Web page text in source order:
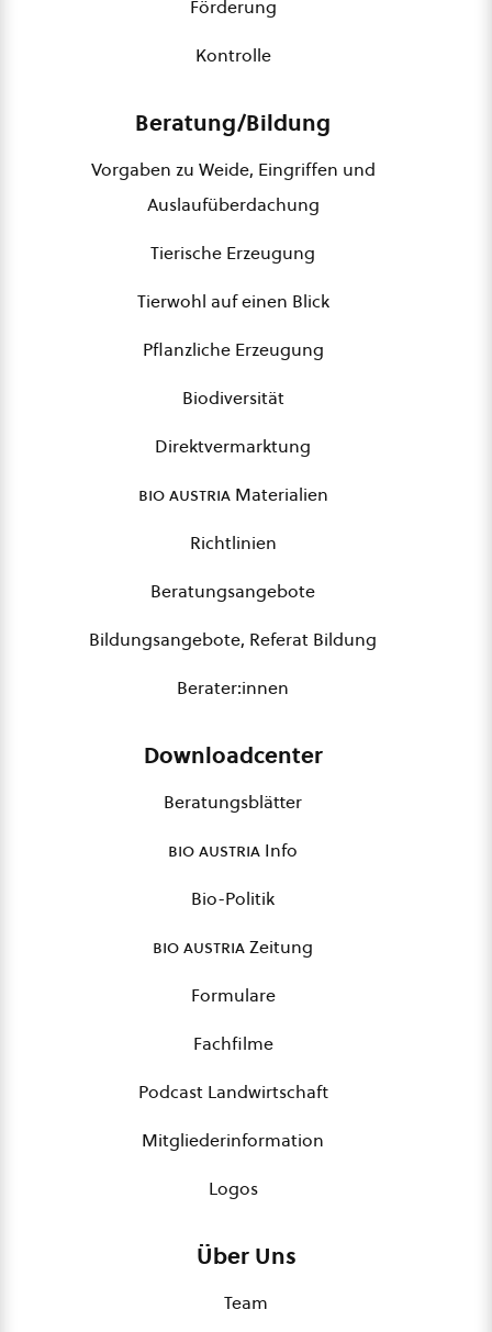
Förderung
Kontrolle
Beratung/Bildung
Vorgaben zu Weide, Eingriffen und
Auslaufüberdachung
Tierische Erzeugung
Tierwohl auf einen Blick
Pflanzliche Erzeugung
Biodiversität
Direktvermarktung
bio austriaMaterialien
Richtlinien
Beratungsangebote
Bildungsangebote, Referat Bildung
Berater:innen
Downloadcenter
Beratungsblätter
bio austria Info
Bio-Politik
bio austriaZeitung
Formulare
Fachfilme
Podcast Landwirtschaft
Mitgliederinformation
Logos
Über Uns
Team